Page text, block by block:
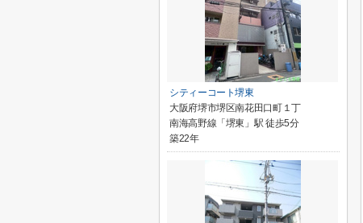
シティーコート堺東
大阪府堺市堺区南花田口町１丁
南海高野線「堺東」駅 徒歩5分
築22年